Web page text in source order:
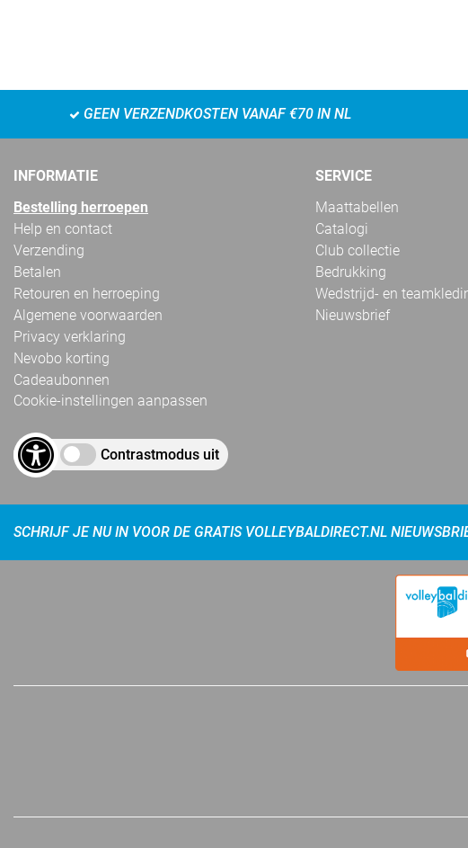
GEEN VERZENDKOSTEN VANAF €70 IN NL
INFORMATIE
Bestelling herroepen
Help en contact
Verzending
Betalen
Retouren en herroeping
Algemene voorwaarden
Privacy verklaring
Nevobo korting
Cadeaubonnen
Cookie-instellingen aanpassen
Contrastmodus uit
SERVICE
Maattabellen
Catalogi
Club collectie
Bedrukking
Wedstrijd- en
Nieuwsbrief
SCHRIJF JE NU IN VOOR DE GRATIS VOLLEYBALDIRECT.NL